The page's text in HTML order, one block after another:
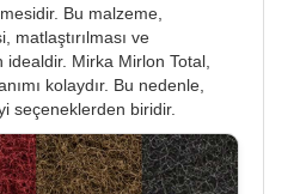
Bu malzeme,
matlaştırılması ve
Mirka Mirlon Total,
kolaydır. Bu nedenle,
seçeneklerden biridir.